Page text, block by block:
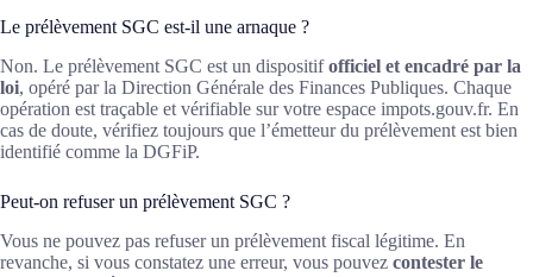
Le prélèvement SGC est-il une arnaque ?
Non. Le prélèvement SGC est un dispositifofficiel et encadré par la
loi, opéré par la Direction Générale des Finances Publiques. Chaque
opération est traçable et vérifiable sur votre espace impots.gouv.fr. En
cas de doute, vérifiez toujours que l’émetteur du prélèvement est bien
identifié comme la DGFiP.
Peut-on refuser un prélèvement SGC ?
Vous ne pouvez pas refuser un prélèvement fiscal légitime. En
revanche, si vous constatez une erreur, vous pouvez contester le